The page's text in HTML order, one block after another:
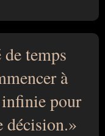
temps
à
pour
décision.